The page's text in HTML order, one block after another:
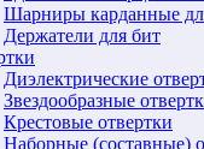
Шарниры карданные
Держатели для бит
Диэлектрические
Звездообразные
Крестовые отвертки
Наборные (составные)